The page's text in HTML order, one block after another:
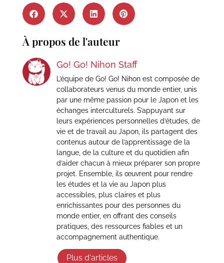
À propos de l'auteur
Go! Go! Nihon Staff
L’équipe de Go! Go! Nihon est composée de
collaborateurs venus du monde entier, unis
par une même passion pour le Japon et les
échanges interculturels. S’appuyant sur
leurs expériences personnelles d’études, de
vie et de travail au Japon, ils partagent des
contenus autour de l’apprentissage de la
langue, de la culture et du quotidien afin
d’aider chacun à mieux préparer son propre
projet. Ensemble, ils œuvrent pour rendre
les études et la vie au Japon plus
accessibles, plus claires et plus
enrichissantes pour des personnes du
monde entier, en offrant des conseils
pratiques, des ressources fiables et un
accompagnement authentique.
Plus d'articles